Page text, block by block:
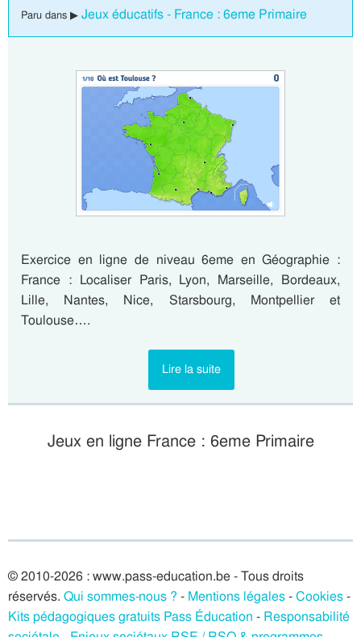
Paru dans ▶ Jeux éducatifs - France : 6eme Primaire
Exercice en ligne de niveau 6eme en Géographie :
France : Localiser Paris, Lyon, Marseille, Bordeaux,
Lille, Nantes, Nice, Starsbourg, Montpellier et
Toulouse….
Lire la suite
Jeux en ligne France : 6eme Primaire
© 2010-2026 : www.pass-education.be - Tous droits
réservés. Qui sommes-nous ? - Mentions légales-Cookies-
Kits pédagogiques gratuits Pass Éducation - Responsabilité